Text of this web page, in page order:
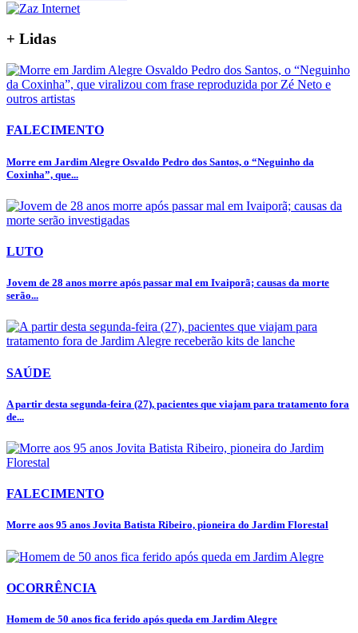
+ Lidas
FALECIMENTO
Morre em Jardim Alegre Osvaldo Pedro dos Santos, o “Neguinho da
Coxinha”, que...
LUTO
Jovem de 28 anos morre após passar mal em Ivaiporã; causas da morte
serão...
SAÚDE
A partir desta segunda-feira (27), pacientes que viajam para tratamento fora
de...
FALECIMENTO
Morre aos 95 anos Jovita Batista Ribeiro, pioneira do Jardim Florestal
OCORRÊNCIA
Homem de 50 anos fica ferido após queda em Jardim Alegre